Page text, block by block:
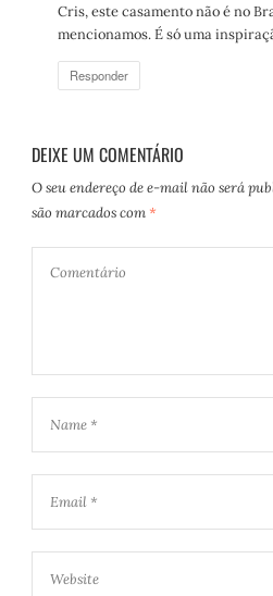
s
e
Cris, este casamento não é no
mencionamos. É só uma
Responder
DEIXE UM COMENTÁRIO
O seu endereço de e-mail não será
são marcados com *